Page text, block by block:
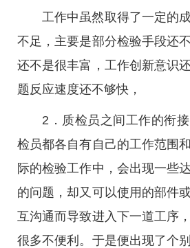
工作中虽然取得了一定的
不足，主要是部分检验手段还
还不是很丰富，工作创新意识
题反应速度还不够快，
2．质检员之间工作的衔
检员都各自有自己的工作范围
际的检验工作中，会出现一些
的问题，却又可以使用的部件
互沟通而导致进入下一道工序
很多不便利。于是便出现了个